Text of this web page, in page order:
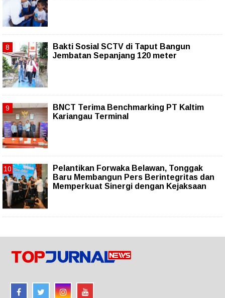
Bakti Sosial SCTV di Taput Bangun
Jembatan Sepanjang 120 meter
BNCT Terima Benchmarking PT Kaltim
Kariangau Terminal
Pelantikan Forwaka Belawan, Tonggak
Baru Membangun Pers Berintegritas dan
Memperkuat Sinergi dengan Kejaksaan